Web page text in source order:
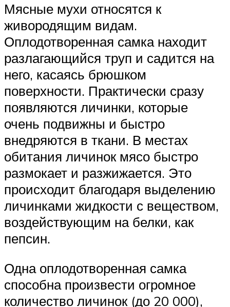
Мясные мухи относятся к
живородящим видам.
Оплодотворенная самка находит
разлагающийся труп и садится на
него, касаясь брюшком
поверхности. Практически сразу
появляются личинки, которые
очень подвижны и быстро
внедряются в ткани. В местах
обитания личинок мясо быстро
размокает и разжижается. Это
происходит благодаря выделению
личинками жидкости с веществом,
воздействующим на белки, как
пепсин.
Одна оплодотворенная самка
способна произвести огромное
количество личинок (до 20 000),